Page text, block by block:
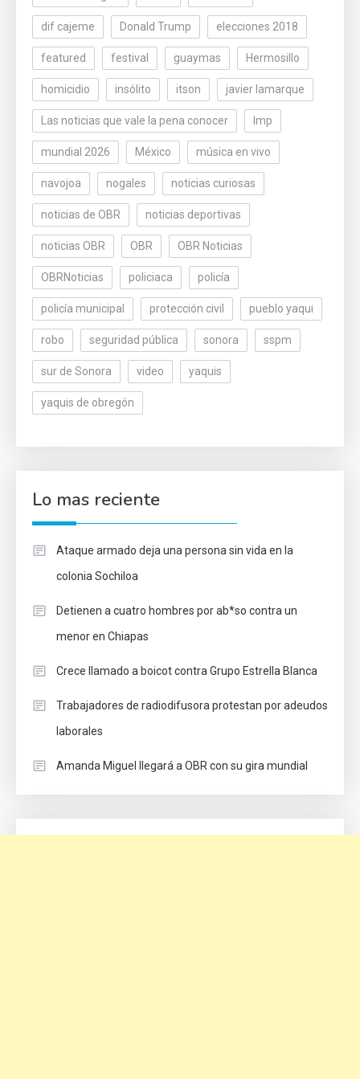
dif cajeme Donald Trump elecciones 2018
featured festival guaymas Hermosillo
homicidio insólito itson javier lamarque
Las noticias que vale la pena conocer lmp
mundial 2026 México música en vivo
navojoa nogales noticias curiosas
noticias de OBR noticias deportivas
noticias OBR OBR OBR Noticias
OBRNoticias policiaca policía
policía municipal protección civil pueblo yaqui
robo seguridad pública sonora sspm
sur de Sonora video yaquis
yaquis de obregón
Lo mas reciente
Ataque armado deja una persona sin vida en la
colonia Sochiloa
Detienen a cuatro hombres por ab*so contra un
menor en Chiapas
Crece llamado a boicot contra Grupo Estrella Blanca
Trabajadores de radiodifusora protestan por adeudos
laborales
Amanda Miguel llegará a OBR con su gira mundial